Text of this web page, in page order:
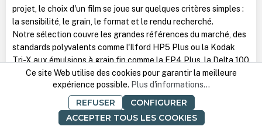
projet, le choix d'un film se joue sur quelques critères simples :
la sensibilité, le grain, le format et le rendu recherché.
Notre sélection couvre les grandes références du marché, des
standards polyvalents comme l'Ilford HP5 Plus ou la Kodak
Tri-X aux émulsions à grain fin comme la FP4 Plus, la Delta 100
ou la T-Max. Voici de quoi y voir clair avant de remplir votre
Ce qui fait la particularité d'une
pellicule noir et blanc
Un film noir et blanc enregistre la lumière sous forme de
Ce site Web utilise des cookies pour garantir la meilleure
expérience possible. Plus d'informations...
REFUSER
CONFIGURER
ACCEPTER TOUS LES COOKIES